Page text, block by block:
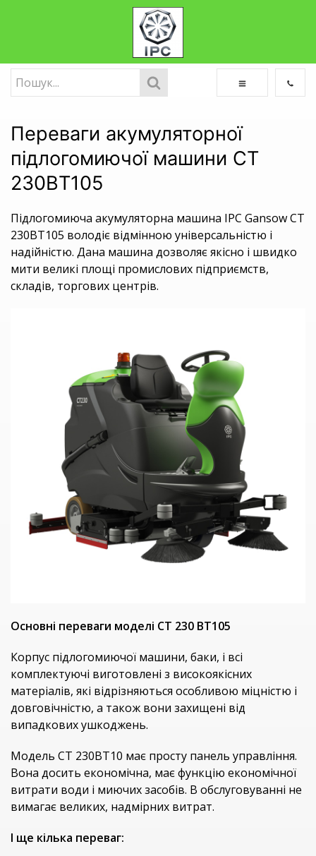
Переваги акумуляторної
підлогомиючої машини CT
230BT105
Підлогомиюча акумуляторна машина IPC Gansow CT
230BT105 володіє відмінною універсальністю і
надійністю. Дана машина дозволяє якісно і швидко
мити великі площі промислових підприємств,
складів, торгових центрів.
Основні переваги моделі СТ 230 BT105
Корпус підлогомиючої машини, баки, і всі
комплектуючі виготовлені з високоякісних
матеріалів, які відрізняються особливою міцністю і
довговічністю, а також вони захищені від
випадкових ушкоджень.
Модель CT 230BT10 має просту панель управління.
Вона досить економічна, має функцію економічної
витрати води і миючих засобів. В обслуговуванні не
вимагає великих, надмірних витрат.
І ще кілька переваг: